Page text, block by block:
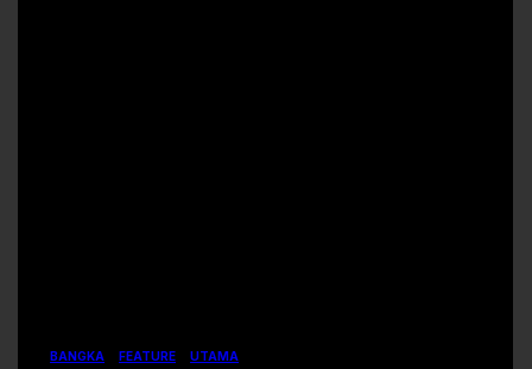
BANGKA FEATURE UTAMA